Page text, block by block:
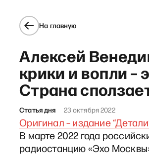
На главную
Алексей
крики и вопли –
Страна
Статья дня 23 октября 2022
Оригинал – издание
В марте 2022 года
радиостанцию «Эхо
Radio